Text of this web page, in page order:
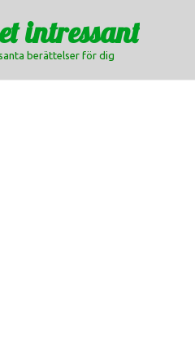
intressant
berättelser för dig